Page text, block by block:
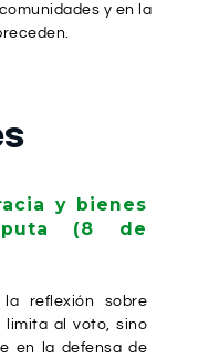
y en la
y bienes
(8 de
reflexión sobre
limita al voto, sino
en la defensa de